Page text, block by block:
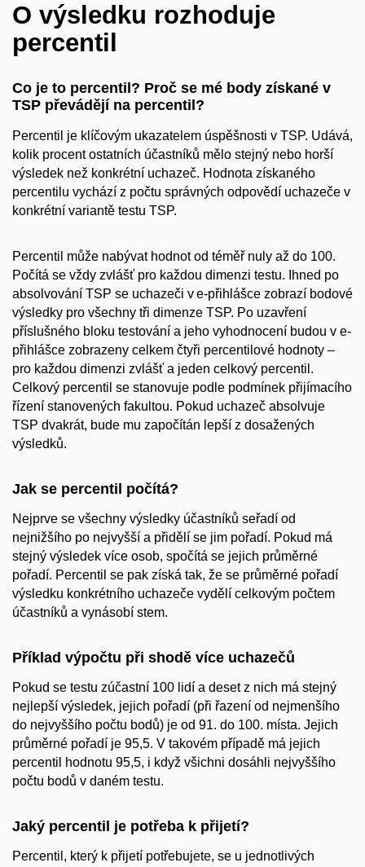
O výsledku rozhoduje
percentil
Co je to percentil? Proč se mé body získané v
TSP převádějí na percentil?
Percentil je klíčovým ukazatelem úspěšnosti v TSP. Udává,
kolik procent ostatních účastníků mělo stejný nebo horší
výsledek než konkrétní uchazeč. Hodnota získaného
percentilu vychází z počtu správných odpovědí uchazeče v
konkrétní variantě testu TSP.
Percentil může nabývat hodnot od téměř nuly až do 100.
Počítá se vždy zvlášť pro každou dimenzi testu. Ihned po
absolvování TSP se uchazeči v e-přihlášce zobrazí bodové
výsledky pro všechny tři dimenze TSP. Po uzavření
příslušného bloku testování a jeho vyhodnocení budou v e-
přihlášce zobrazeny celkem čtyři percentilové hodnoty –
pro každou dimenzi zvlášť a jeden celkový percentil.
Celkový percentil se stanovuje podle podmínek přijímacího
řízení stanovených fakultou. Pokud uchazeč absolvuje
TSP dvakrát, bude mu započítán lepší z dosažených
výsledků.
Jak se percentil počítá?
Nejprve se všechny výsledky účastníků seřadí od
nejnižšího po nejvyšší a přidělí se jim pořadí. Pokud má
stejný výsledek více osob, spočítá se jejich průměrné
pořadí. Percentil se pak získá tak, že se průměrné pořadí
výsledku konkrétního uchazeče vydělí celkovým počtem
účastníků a vynásobí stem.
Příklad výpočtu při shodě více uchazečů
Pokud se testu zúčastní 100 lidí a deset z nich má stejný
nejlepší výsledek, jejich pořadí (při řazení od nejmenšího
do nejvyššího počtu bodů) je od 91. do 100. místa. Jejich
průměrné pořadí je 95,5. V takovém případě má jejich
percentil hodnotu 95,5, i když všichni dosáhli nejvyššího
počtu bodů v daném testu.
Jaký percentil je potřeba k přijetí?
Percentil, který k přijetí potřebujete, se u jednotlivých